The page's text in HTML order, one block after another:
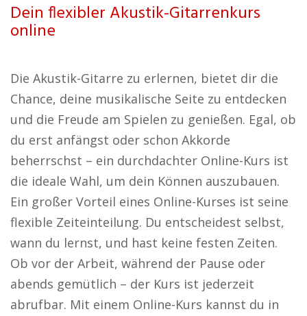
Dein flexibler Akustik-Gitarrenkurs
online
Die Akustik-Gitarre zu erlernen, bietet dir die
Chance, deine musikalische Seite zu entdecken
und die Freude am Spielen zu genießen. Egal, ob
du erst anfängst oder schon Akkorde
beherrschst – ein durchdachter Online-Kurs ist
die ideale Wahl, um dein Können auszubauen.
Ein großer Vorteil eines Online-Kurses ist seine
flexible Zeiteinteilung. Du entscheidest selbst,
wann du lernst, und hast keine festen Zeiten.
Ob vor der Arbeit, während der Pause oder
abends gemütlich – der Kurs ist jederzeit
abrufbar. Mit einem Online-Kurs kannst du in